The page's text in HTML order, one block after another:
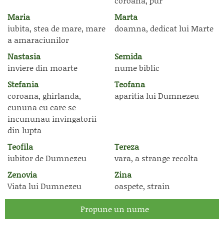
Maria
iubita, stea de mare, mare
a amaraciunilor
Marta
doamna, dedicat lui Marte
Nastasia
inviere din moarte
Semida
nume biblic
Stefania
coroana, ghirlanda,
cununa cu care se
incununau invingatorii
din lupta
Teofana
aparitia lui Dumnezeu
Teofila
iubitor de Dumnezeu
Tereza
vara, a strange recolta
Zenovia
Viata lui Dumnezeu
Zina
oaspete, strain
Propune un nume